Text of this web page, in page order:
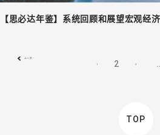
【思必达年鉴】系统回顾和展望宏观经
上一页
1
2 3
TOP